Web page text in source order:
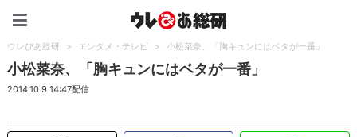
ウレぴあ総研 > エンタメ・テレビ > 小松菜奈、「胸キュンにはベタが一番」
小松菜奈、「胸キュンにはベタが一番」
2014.10.9 14:47配信